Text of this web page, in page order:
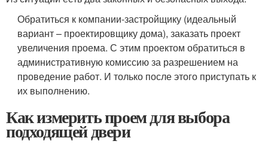
Обратиться к компании-застройщику (идеальный
вариант – проектировщику дома), заказать проект
увеличения проема. С этим проектом обратиться в
административную комиссию за разрешением на
проведение работ. И только после этого приступать к
их выполнению.
Как измерить проем для выбора
подходящей двери